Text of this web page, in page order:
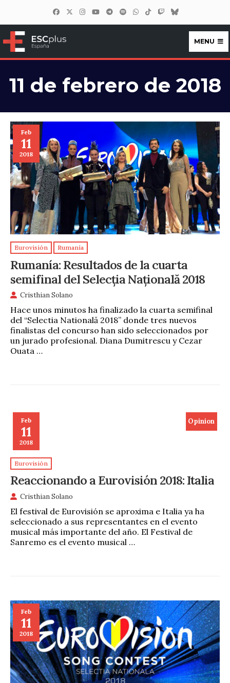
ESCplus España
MENU
11 de febrero de 2018
Feb
11
2018
Eurovisión Rumanía
Rumanía: Resultados de la cuarta
semifinal del Selecția Națională 2018
Cristhian Solano
Hace unos minutos ha finalizado la cuarta semifinal
del “Selectia Natională 2018” donde tres nuevos
finalistas del concurso han sido seleccionados por
un jurado profesional. Diana Dumitrescu y Cezar
Ouata …
Feb
11
2018
Opinion
Eurovisión
Reaccionando a Eurovisión 2018: Italia
Cristhian Solano
El festival de Eurovisión se aproxima e Italia ya ha
seleccionado a sus representantes en el evento
musical más importante del año. El Festival de
Sanremo es el evento musical …
Feb
11
2018